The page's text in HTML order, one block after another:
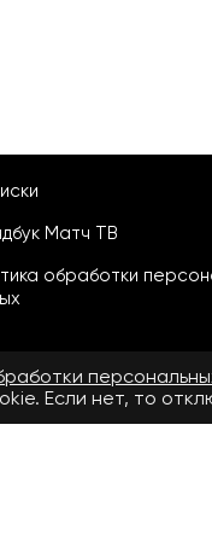
Матч ТВ
обработки
Если нет, то